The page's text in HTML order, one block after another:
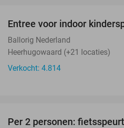
Entree voor indoor
Ballorig Nederland
Heerhugowaard (+21 locaties)
Verkocht: 4.814
Per 2 personen: